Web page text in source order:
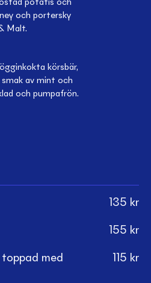
potatis och
och portersky
Malt.
körsbär,
av mint och
och pumpafrön.
135 kr
155 kr
med
115 kr